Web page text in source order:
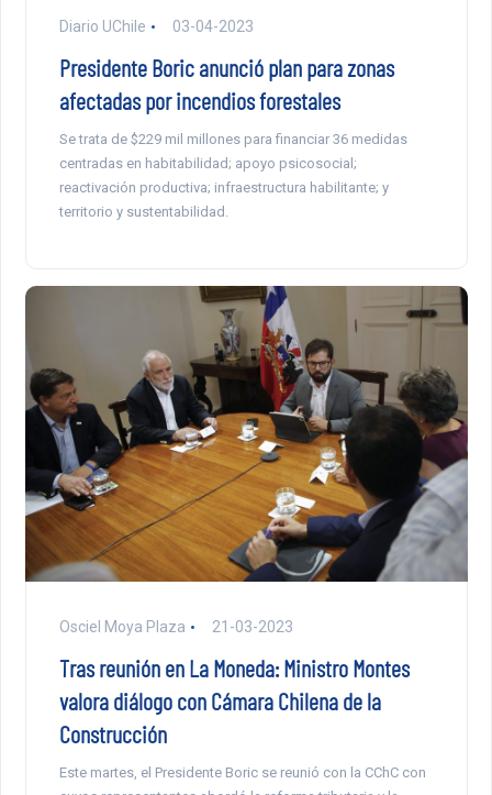
Diario UChile 03-04-2023
Presidente Boric anunció plan para zonas
afectadas por incendios forestales
Se trata de $229 mil millones para financiar 36 medidas
centradas en habitabilidad; apoyo psicosocial;
reactivación productiva; infraestructura habilitante; y
territorio y sustentabilidad.
Osciel Moya Plaza 21-03-2023
Tras reunión en La Moneda: Ministro Montes
valora diálogo con Cámara Chilena de la
Construcción
Este martes, el Presidente Boric se reunió con la CChC con